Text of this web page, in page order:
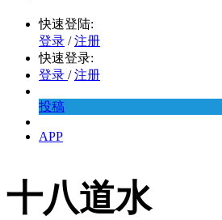
快速登陆:
登录 / 注册
快速登录:
登录 / 注册
投稿
APP
十八道水